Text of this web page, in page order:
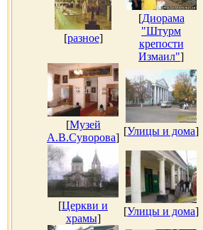
[разное]
[Диорама
"Штурм
крепости
Измаил"]
[Музей
А.В.Суворова]
[Улицы и дома]
[Церкви и
храмы]
[Улицы и дома]